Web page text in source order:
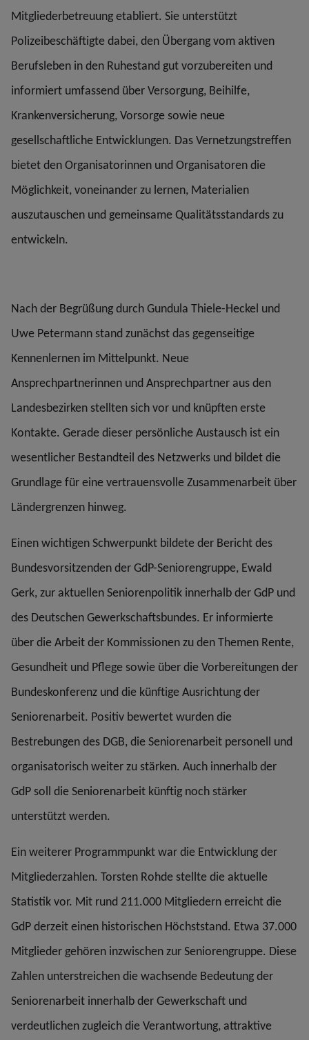
Mitgliederbetreuung etabliert. Sie unterstützt
Polizeibeschäftigte dabei, den Übergang vom aktiven
Berufsleben in den Ruhestand gut vorzubereiten und
informiert umfassend über Versorgung, Beihilfe,
Krankenversicherung, Vorsorge sowie neue
gesellschaftliche Entwicklungen. Das Vernetzungstreffen
bietet den Organisatorinnen und Organisatoren die
Möglichkeit, voneinander zu lernen, Materialien
auszutauschen und gemeinsame Qualitätsstandards zu
entwickeln.
Nach der Begrüßung durch Gundula Thiele-Heckel und
Uwe Petermann stand zunächst das gegenseitige
Kennenlernen im Mittelpunkt. Neue
Ansprechpartnerinnen und Ansprechpartner aus den
Landesbezirken stellten sich vor und knüpften erste
Kontakte. Gerade dieser persönliche Austausch ist ein
wesentlicher Bestandteil des Netzwerks und bildet die
Grundlage für eine vertrauensvolle Zusammenarbeit über
Ländergrenzen hinweg.
Einen wichtigen Schwerpunkt bildete der Bericht des
Bundesvorsitzenden der GdP-Seniorengruppe, Ewald
Gerk, zur aktuellen Seniorenpolitik innerhalb der GdP und
des Deutschen Gewerkschaftsbundes. Er informierte
über die Arbeit der Kommissionen zu den Themen Rente,
Gesundheit und Pflege sowie über die Vorbereitungen der
Bundeskonferenz und die künftige Ausrichtung der
Seniorenarbeit. Positiv bewertet wurden die
Bestrebungen des DGB, die Seniorenarbeit personell und
organisatorisch weiter zu stärken. Auch innerhalb der
GdP soll die Seniorenarbeit künftig noch stärker
unterstützt werden.
Ein weiterer Programmpunkt war die Entwicklung der
Mitgliederzahlen. Torsten Rohde stellte die aktuelle
Statistik vor. Mit rund 211.000 Mitgliedern erreicht die
GdP derzeit einen historischen Höchststand. Etwa 37.000
Mitglieder gehören inzwischen zur Seniorengruppe. Diese
Zahlen unterstreichen die wachsende Bedeutung der
Seniorenarbeit innerhalb der Gewerkschaft und
verdeutlichen zugleich die Verantwortung, attraktive